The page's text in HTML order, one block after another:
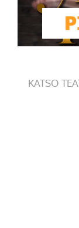
KATSO